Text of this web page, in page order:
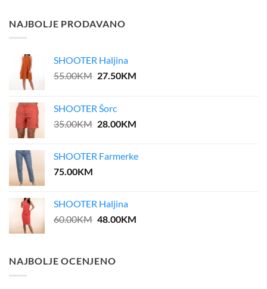
45.00KM.
NAJBOLJE PRODAVANO
SHOOTER Haljina
55.00KM Original
55.00KM.
27.50KMCurrent
SHOOTER Šorc
35.00KM Original
35.00KM.
28.00KMCurrent
28.00KM.
SHOOTER Farmerke
75.00KM
SHOOTER Haljina
60.00KM Original
60.00KM.
48.00KMCurrent
NAJBOLJE OCENJENO